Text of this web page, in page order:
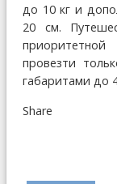
до 10 кг и
20 см.
провезти
габаритами до
Share